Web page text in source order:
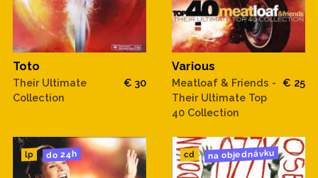
Toto
Their Ultimate
Collection
€ 30
Various
Meatloaf & Friends -
Their Ultimate Top
40 Collection
€ 25
lp do 24h cd na objednávku